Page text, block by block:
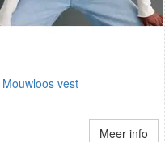
Mouwloos vest
Meer info